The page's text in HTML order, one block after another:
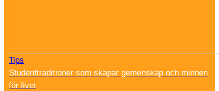
Tips
Studenttraditioner som skapar gemenskap och minnen
för livet